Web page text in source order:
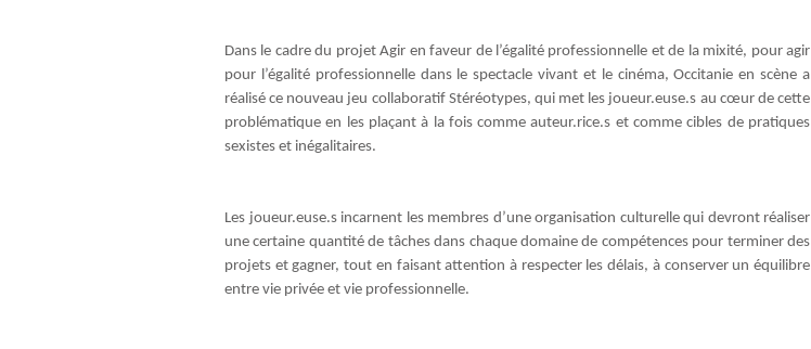
Dans le cadre du projet Agir en faveur de l’égalité professionnelle et de la mixité, pour agir
pour l’égalité professionnelle dans le spectacle vivant et le cinéma, Occitanie en scène a
réalisé ce nouveau jeu collaboratif Stéréotypes, qui met les joueur.euse.s au cœur de cette
problématique en les plaçant à la fois comme auteur.rice.s et comme cibles de pratiques
sexistes et inégalitaires.
Les joueur.euse.s incarnent les membres d’une organisation culturelle qui devront réaliser
une certaine quantité de tâches dans chaque domaine de compétences pour terminer des
projets et gagner, tout en faisant attention à respecter les délais, à conserver un équilibre
entre vie privée et vie professionnelle.